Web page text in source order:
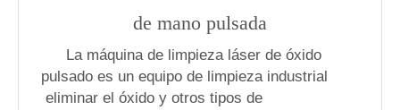
de mano pulsada
La máquina de limpieza láser de óxido
pulsado es un equipo de limpieza industrial
eliminar el óxido y otros tipos de